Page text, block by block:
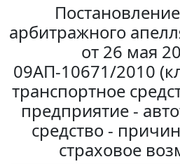
арбитражного
от 26 мая
09АП-10671/2010
транспортное
предприятие -
средство -
страховое